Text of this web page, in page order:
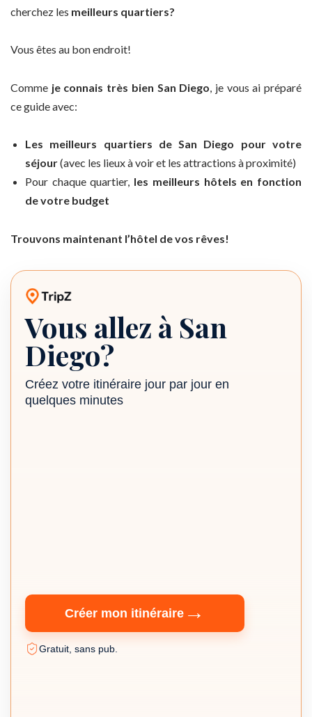
cherchez les meilleurs quartiers?
Vous êtes au bon endroit!
Comme je connais très bien San Diego , je vous ai préparé
ce guide avec:
Les meilleurs quartiers de San Diego pour votre
séjour(avec les lieux à voir et les attractions à proximité)
Pour chaque quartier, les meilleurs hôtels en fonction
de votre budget
Trouvons maintenant l’hôtel de vos rêves!
Planificateur de voyage TripZ
Vous allez à San
Diego?
Créez votre itinéraire jour par jour en
quelques minutes
Créer mon itinéraire →
Gratuit, sans pub.